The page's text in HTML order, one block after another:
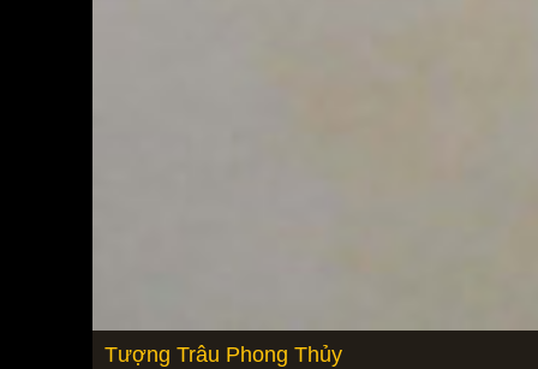
Tượng Trâu Phong Thủy